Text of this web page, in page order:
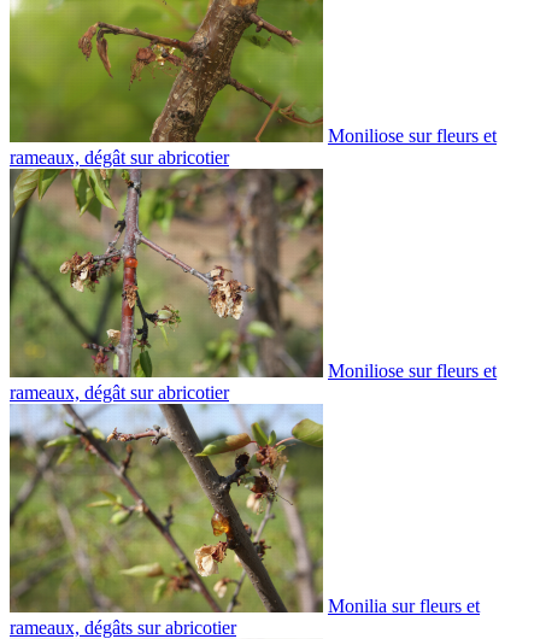
Moniliose sur fleurs et
rameaux, dégât sur abricotier
Moniliose sur fleurs et
rameaux, dégât sur abricotier
Monilia sur fleurs et
rameaux, dégâts sur abricotier